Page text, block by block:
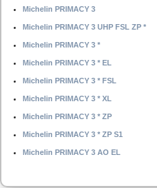
Michelin PRIMACY 3
Michelin PRIMACY 3 UHP FSL ZP *
Michelin PRIMACY 3 *
Michelin PRIMACY 3 * EL
Michelin PRIMACY 3 * FSL
Michelin PRIMACY 3 * XL
Michelin PRIMACY 3 * ZP
Michelin PRIMACY 3 * ZP S1
Michelin PRIMACY 3 AO EL